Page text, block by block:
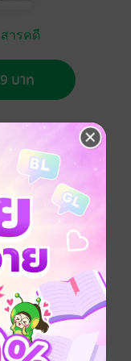
สารคดี
บาท
แชร์
างจดจำ มี
สิ่งต่างๆ อย่าง
ตนาการด้วย
ในบรรยายกาศ
การเรียนรู้โลก
ห้โลกวัยเยาว์